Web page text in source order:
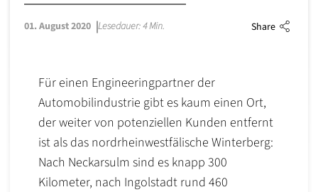
01. August 2020 Lesedauer: 4 Min. Share
Für einen Engineeringpartner der
Automobilindustrie gibt es kaum einen Ort,
der weiter von potenziellen Kunden entfernt
ist als das nordrheinwestfälische Winterberg:
Nach Neckarsulm sind es knapp 300
Kilometer, nach Ingolstadt rund 460